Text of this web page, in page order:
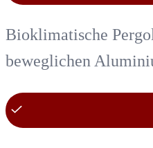
Bioklimatische
beweglichen